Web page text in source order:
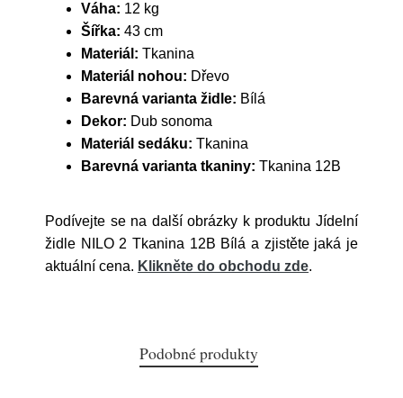
Váha: 12 kg
Šířka: 43 cm
Materiál: Tkanina
Materiál nohou: Dřevo
Barevná varianta židle: Bílá
Dekor: Dub sonoma
Materiál sedáku: Tkanina
Barevná varianta tkaniny: Tkanina 12B
Podívejte se na další obrázky k produktu Jídelní
židle NILO 2 Tkanina 12B Bílá a zjistěte jaká je
aktuální cena. Klikněte do obchodu zde.
Podobné produkty